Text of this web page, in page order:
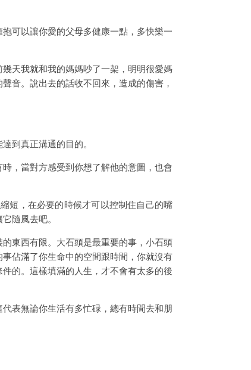
可以讓你愛的父母多健康一點，多快樂一
天我就和我的媽媽吵了一架，明明很愛媽
音。說出去的話收不回來，造成的傷害，
到真正溝通的目的。
，當對方感受到你想了解他的意圖，也會
短，在必要的時候才可以控制住自己的嘴
隨風去吧。
東西有限。大石頭是最重要的事，小石頭
佔滿了你生命中的空間跟時間，你就沒有
的。這樣填滿的人生，才不會有太多的後
表無論你生活有多忙碌，總有時間去和朋